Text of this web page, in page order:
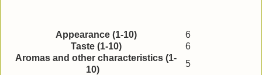
Appearance (1-10)
6
Taste (1-10)
6
Aromas and other characteristics (1-
10)
5